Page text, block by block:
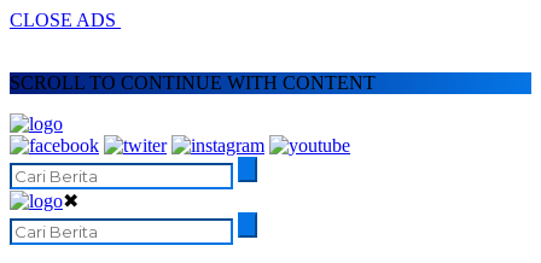
CLOSE ADS
SCROLL TO CONTINUE WITH CONTENT
✖